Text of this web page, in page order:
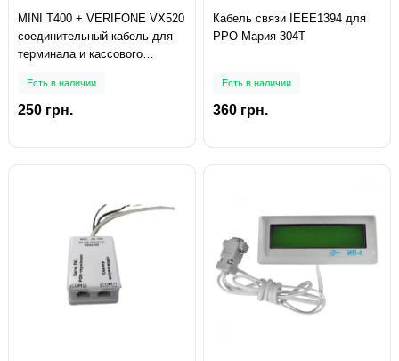
MINI T400 + VERIFONE VX520
соединительный кабель для
терминала и кассового
Есть в наличии
250 грн.
Кабель связи IEEE1394 для
РРО Мария 304Т
Есть в наличии
360 грн.